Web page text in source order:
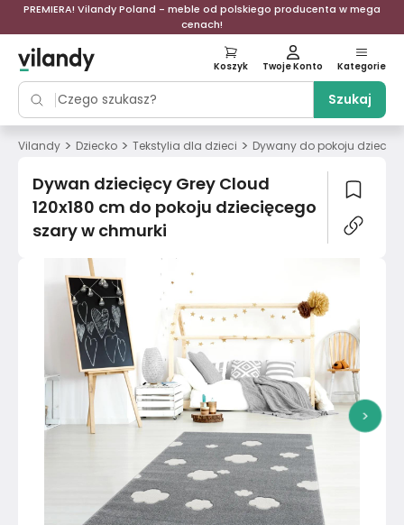
PREMIERA! Vilandy Poland - meble od polskiego producenta w mega
cenach!
Szukaj
Koszyk Twoje Konto Kategorie
Vilandy > Dziecko > Tekstylia dla dzieci > Dywany do pokoju
Dywan dziecięcy Grey Cloud
120x180 cm do pokoju dziecięcego
szary w chmurki
>